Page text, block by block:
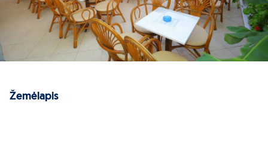
Žemėlapis